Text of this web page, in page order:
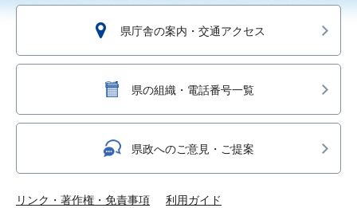
県庁舎の案内・交通アクセス
県の組織・電話番号一覧
県政へのご意見・ご提案
リンク・著作権・免責事項 利用ガイド